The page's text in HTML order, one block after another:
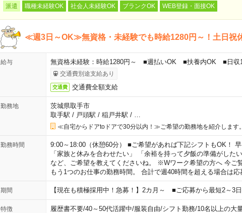
派遣 職種未経験OK 社会人未経験OK ブランクOK WEB登録・面接OK
≪週3日～OK≫無資格・未経験でも時給1280円～！土日祝
給与 無資格未経験：時給1280円～ ■週払いOK ■扶養内OK ■日収
交通費別途支給あり
交通費 交通費全額支給
勤務地
茨城県取手市
取手駅 / 戸頭駅 / 稲戸井駅 /
≪自宅からドアtoドアで30分以内！≫ご希望の勤務地を紹介します。
勤務時間
9:00～18:00（休憩60分） ■ご希望があれば下記シフトもOK！
「家族と休みを合わせたい」 「余裕を持って夕飯の準備がした
など、ご希望を教えてくださいね。 ※Wワーク希望の方へ 今ご
もう1つのお仕事の勤務時間。 合計で週40時間を超える場合は応
期間 【現在も積極採用中！急募！】2カ月～ ■ご応募から最短2～3
特徴 履歴書不要/40～50代活躍中/服装自由/シフト勤務/10名以上の大